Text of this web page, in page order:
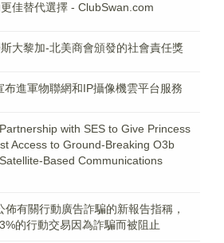
佳替代選擇 - ClubSwan.com
大黎加-北美商會頒發的社會責任獎
布進軍物聯網和IP攝像機雲平台服務
with SES to Give Princess
Access to Ground-Breaking O3b
Based Communications
佈有關行動廣告詐騙的新報告指稱，
的行動交易因為詐騙而被阻止